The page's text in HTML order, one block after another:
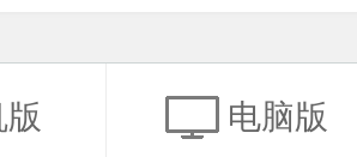
电脑版